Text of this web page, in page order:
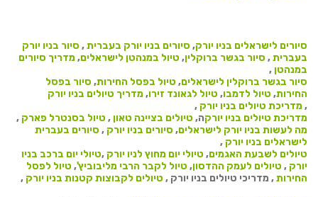
סיורים לישראלים בניו יורק, סיורים בניו יורק בעברית, סיור בניו יורק
בעברית, סיור בגשר ברוקלין, טיול במנהטן לישראלים,מדריך סיורים
במנהטן ,
סיור בגשר ברוקלין לישראלים, טיול בפסל החירות, סיור בפסל
החירות, טיול לדמבו, טיול לגאונד זירו,מדריך טיולים בניו יורק
,מדריכת טיולים בניו יורק ,
מדריכת טיולים בניו יורקה, טיולים בציינה טאון , טיול בסנטרל פארק ,
מה לעשות בניו יורק לישראלים, סיורים בניו יורק , סיורים בעברית
לישראלים בניו יורק ,
טיולים לשבעת האגמים, טיולי יום מחוץ לניו יורק ,טיולי יום ברכב בניו
יורק , טיולים לעמק ההדסון, טיול לקבר הרבי מליבוביץ', טיול לפסל
החירות, מדריכי טיולים בניו יורק , טיולים לקבוצות קטנות בניו יורק ,